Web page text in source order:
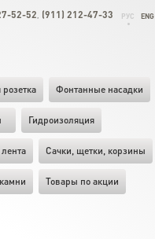
52-52 (911) 212-47-33 РУС ENG
Фонтанные насадки
Гидроизоляция
Cачки, щетки, корзины
Товары по акции